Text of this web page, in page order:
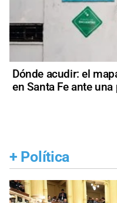
Dónde acudir: el
en Santa Fe ante
+ Política